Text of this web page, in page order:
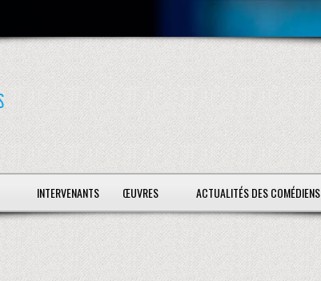
INTERVENANTS ŒUVRES ACTUALITÉS DES COMÉDIENS